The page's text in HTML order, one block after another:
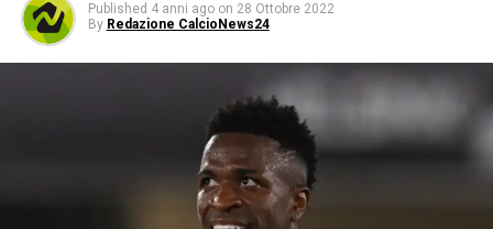
Published 4 anni ago on 28 Ottobre 2022
By Redazione CalcioNews24